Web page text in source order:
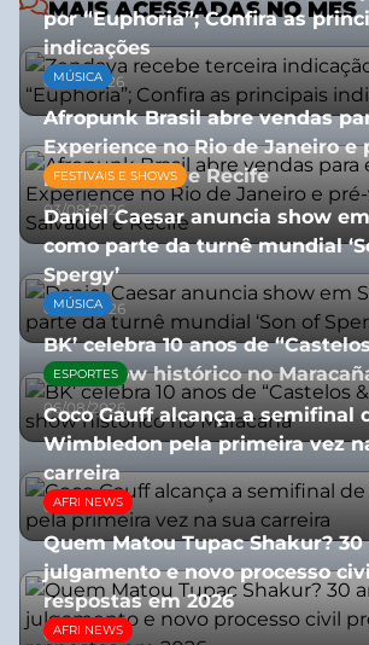
MAIS ACESSADAS NO MÊS
por “Euphoria”; Confira as
indicações
08/07/2026
MÚSICA
Afropunk Brasil abre vendas
Experience no Rio de Janeiro e
para Salvador e Recife
03/08/2026
FESTIVAIS E SHOWS
Daniel Caesar anuncia show
como parte da turnê mundial
Spergy’
05/08/2026
MÚSICA
BK’ celebra 10 anos de
com show histórico no
06/08/2026
ESPORTES
Coco Gauff alcança a semifinal
Wimbledon pela primeira vez
carreira
08/07/2026
AFRI NEWS
Quem Matou Tupac Shakur?
julgamento e novo processo
respostas em 2026
05/08/2026
AFRI NEWS